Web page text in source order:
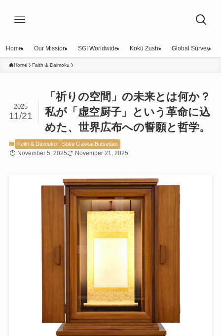
Home Our Mission SGI Worldwide Kokū Zushi Global Survey
Home Faith & Daimoku
「祈りの空間」の未来とは何か？
私が「虚空厨子」という革命に込
めた、世界広布への誓願と哲学。
2025
11/21
Faith & Daimoku Soka Gakkai Butsudan
November 5, 2025 November 21, 2025